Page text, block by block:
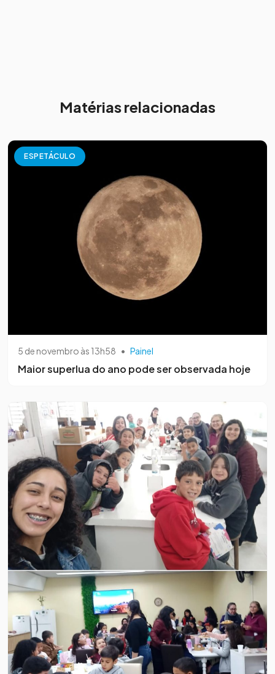
Matérias relacionadas
ESPETÁCULO
5 de novembro às 13h58 • Painel
Maior superlua do ano pode ser observada hoje